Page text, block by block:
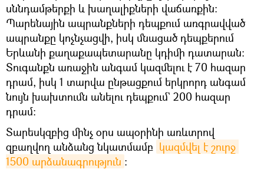
սննդամթերքի և խաղալիքների վաճառքին։
Պարենային ապրանքների դեպքում առգրավված
ապրանքը կոչնչացվի, իսկ մնացած դեպքերում
Երևանի քաղաքապետարանը կդիմի դատարան։
Տուգանքն առաջին անգամ կազմելու է 70 հազար
դրամ, իսկ 1 տարվա ընթացքում երկրորդ անգամ
նույն խախտումն անելու դեպքում` 200 հազար
դրամ։
Տարեսկզբից մինչ օրս ապօրինի առևտրով
զբաղվող անձանց նկատմամբ կազմվել է շուրջ
1500 արձանագրություն ։